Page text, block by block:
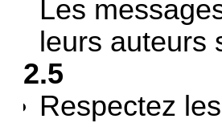
Les
leurs auteurs
2.5
Respectez